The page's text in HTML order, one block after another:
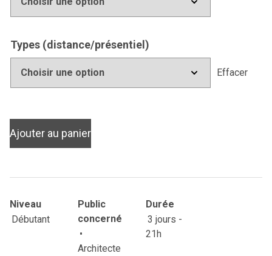
Types (distance/présentiel)
Effacer
Ajouter au panier
Niveau
Débutant
Public
concerné
•
Architecte
Durée
3 jours -
21h